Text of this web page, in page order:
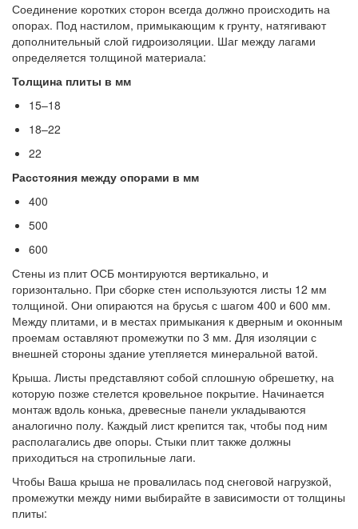
Соединение коротких сторон всегда должно происходить на
опорах. Под настилом, примыкающим к грунту, натягивают
дополнительный слой гидроизоляции. Шаг между лагами
определяется толщиной материала:
Толщина плиты в мм
15–18
18–22
22
Расстояния между опорами в мм
400
500
600
Стены из плит ОСБ монтируются вертикально, и
горизонтально. При сборке стен используются листы 12 мм
толщиной. Они опираются на брусья с шагом 400 и 600 мм.
Между плитами, и в местах примыкания к дверным и оконным
проемам оставляют промежутки по 3 мм. Для изоляции с
внешней стороны здание утепляется минеральной ватой.
Крыша. Листы представляют собой сплошную обрешетку, на
которую позже стелется кровельное покрытие. Начинается
монтаж вдоль конька, древесные панели укладываются
аналогично полу. Каждый лист крепится так, чтобы под ним
располагались две опоры. Стыки плит также должны
приходиться на стропильные лаги.
Чтобы Ваша крыша не провалилась под снеговой нагрузкой,
промежутки между ними выбирайте в зависимости от толщины
плиты: